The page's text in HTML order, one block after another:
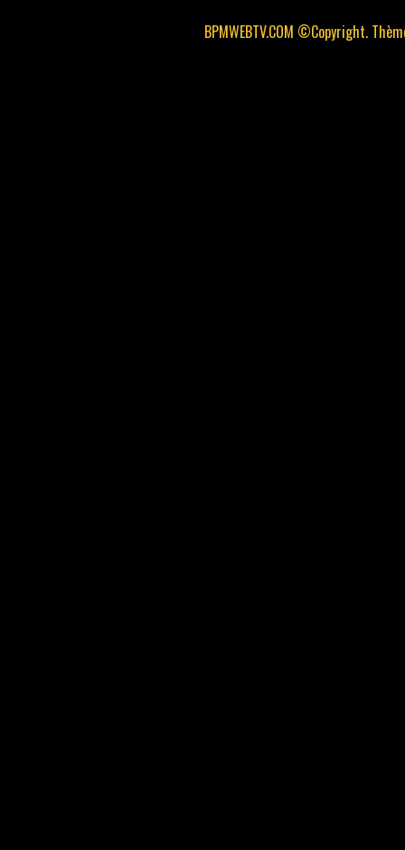
BPMWEBTV.COM ©Copyright.